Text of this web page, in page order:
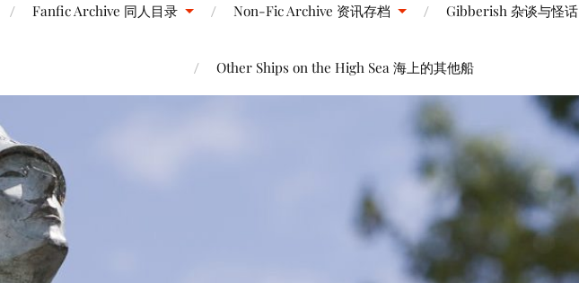
Fanfic Archive 同人目录 Non-Fic Archive 资讯存档 Gibberish 杂谈与怪话
Other Ships on the High Sea 海上的其他船